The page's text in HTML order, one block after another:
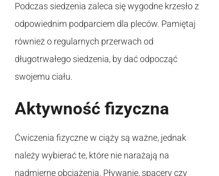
Podczas siedzenia zaleca się wygodne krzesło z
odpowiednim podparciem dla pleców. Pamiętaj
również o regularnych przerwach od
długotrwałego siedzenia, by dać odpocząć
swojemu ciału.
Aktywność fizyczna
Ćwiczenia fizyczne w ciąży są ważne, jednak
należy wybierać te, które nie narażają na
nadmierne obciążenia. Pływanie, spacery czy